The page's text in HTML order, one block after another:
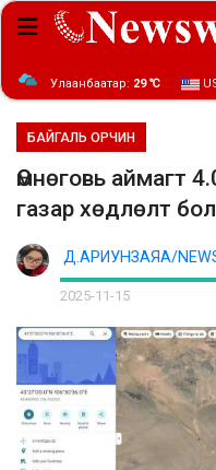
Улаанбаатар: 29 ℃
БАЙГАЛЬ ОРЧИН
Өмнөговь аймагт
газар хөдлөлт
Д.АРИУНЗАЯА/
2025-11-15